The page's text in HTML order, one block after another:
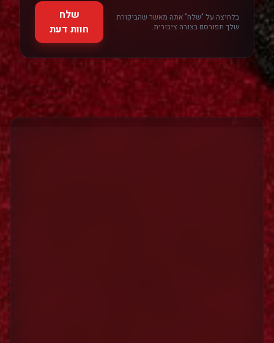
בלחיצה על "שלח" אתה מאשר שהביקורת
שלך תפורסם בצורה ציבורית.
שלח
חוות דעת